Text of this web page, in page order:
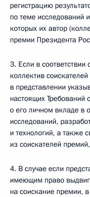
регистрацию
по теме исследований
которых их автор
премии Президента
3. Если в
коллектив
в представлении
настоящих Требований
о его личном вкладе в
исследований,
и технологий, а также
из соискателей
4. В случае если
имеющим право
на соискание премии,